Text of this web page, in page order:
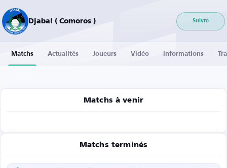
Djabal ( Comoros ) Suivre
Matchs Actualités Joueurs Vidéo Informations
Matchs à venir
Matchs terminés